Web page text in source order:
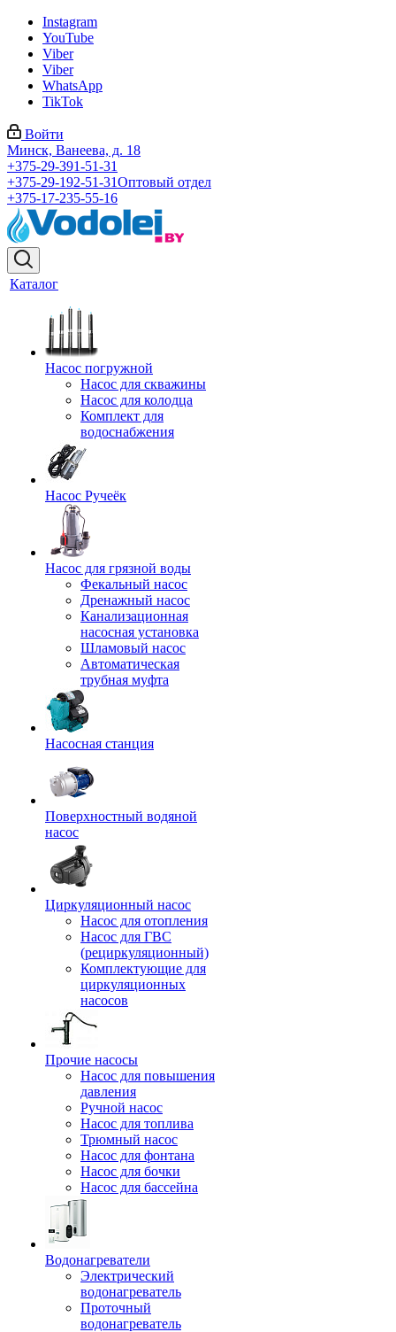
Instagram
YouTube
Viber
Viber
WhatsApp
TikTok
Войти
Минск, Ванеева, д. 18
+375-29-391-51-31
+375-29-192-51-31Оптовый отдел
+375-17-235-55-16
Каталог
Насос погружной
Насос для скважины
Насос для колодца
Комплект для
водоснабжения
Насос Ручеёк
Насос для грязной воды
Фекальный насос
Дренажный насос
Канализационная
насосная установка
Шламовый насос
Автоматическая
трубная муфта
Насосная станция
Поверхностный водяной
насос
Циркуляционный насос
Насос для отопления
Насос для ГВС
(рециркуляционный)
Комплектующие для
циркуляционных
насосов
Прочие насосы
Насос для повышения
давления
Ручной насос
Насос для топлива
Трюмный насос
Насос для фонтана
Насос для бочки
Насос для бассейна
Водонагреватели
Электрический
водонагреватель
Проточный
водонагреватель